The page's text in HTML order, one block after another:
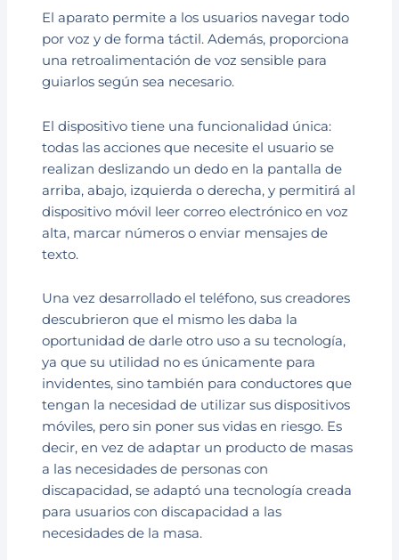
El aparato permite a los usuarios navegar todo
por voz y de forma táctil. Además, proporciona
una retroalimentación de voz sensible para
guiarlos según sea necesario.
El dispositivo tiene una funcionalidad única:
todas las acciones que necesite el usuario se
realizan deslizando un dedo en la pantalla de
arriba, abajo, izquierda o derecha, y permitirá al
dispositivo móvil leer correo electrónico en voz
alta, marcar números o enviar mensajes de
texto.
Una vez desarrollado el teléfono, sus creadores
descubrieron que el mismo les daba la
oportunidad de darle otro uso a su tecnología,
ya que su utilidad no es únicamente para
invidentes, sino también para conductores que
tengan la necesidad de utilizar sus dispositivos
móviles, pero sin poner sus vidas en riesgo. Es
decir, en vez de adaptar un producto de masas
a las necesidades de personas con
discapacidad, se adaptó una tecnología creada
para usuarios con discapacidad a las
necesidades de la masa.